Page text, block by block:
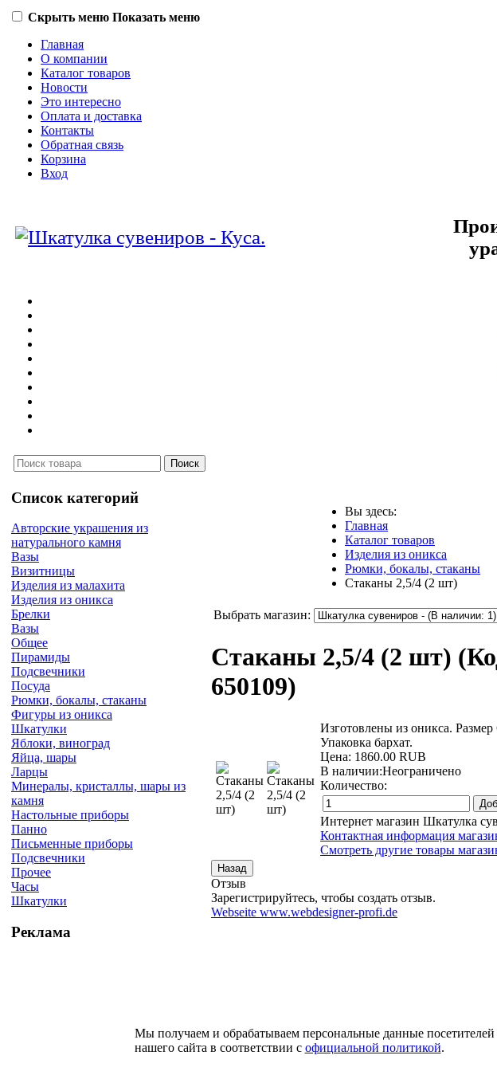
Скрыть меню Показать меню
Главная
О компании
Каталог товаров
Новости
Это интересно
Оплата и доставка
Контакты
Обратная связь
Корзина
Вход
Список категорий
Авторские украшения из
натурального камня
Вазы
Визитницы
Изделия из малахита
Изделия из оникса
Брелки
Вазы
Общее
Пирамиды
Подсвечники
Посуда
Рюмки, бокалы, стаканы
Фигуры из оникса
Шкатулки
Яблоки, виноград
Яйца, шары
Ларцы
Минералы, кристаллы, шары из
камня
Настольные приборы
Панно
Письменные приборы
Подсвечники
Прочее
Часы
Шкатулки
Реклама
Вы здесь:
Главная
Каталог товаров
Изделия из оникса
Рюмки, бокалы, стаканы
Стаканы 2,5/4 (2 шт)
Выбрать магазин:
Стаканы 2,5/4 (2 шт)
650109)
Изготовлены из оникса.
Упаковка бархат.
Цена: 1860.00 RUB
В наличии:Неограничено
Количество:
Интернет магазин Шкатулка
Контактная информация
Смотреть другие товары
Отзыв
Зарегистрируйтесь, чтобы создать отзыв.
Webseite www.webdesigner-profi.de
Мы получаем и обрабатываем персональные данные посетителей
нашего сайта в соответствии с официальной политикой.